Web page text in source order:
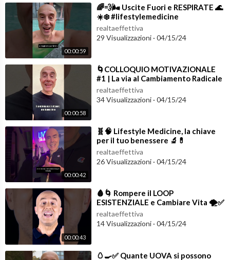
00:00:59
⁣🌈💨🌬️ Uscite Fuori e RESPIRATE 🌊
☀️❄️ #lifestylemedicine
realtaeffettiva
29 Visualizzazioni · 04/15/24
00:00:58
⁣🌀COLLOQUIO MOTIVAZIONALE
#1 | La via al Cambiamento Radicale
♥️ #lifestylemedicine
realtaeffettiva
34 Visualizzazioni · 04/15/24
00:00:42
⁣🧬🧠 Lifestyle Medicine, la chiave
per il tuo benessere 🔬💊
#lifestylemedicine
realtaeffettiva
26 Visualizzazioni · 04/15/24
00:00:43
⁣🩸🌀 Rompere il LOOP
ESISTENZIALE e Cambiare Vita 🌪️✅
#lifestylemedicine
realtaeffettiva
14 Visualizzazioni · 04/15/24
⁣🥚🍳✅ Quante UOVA si possono